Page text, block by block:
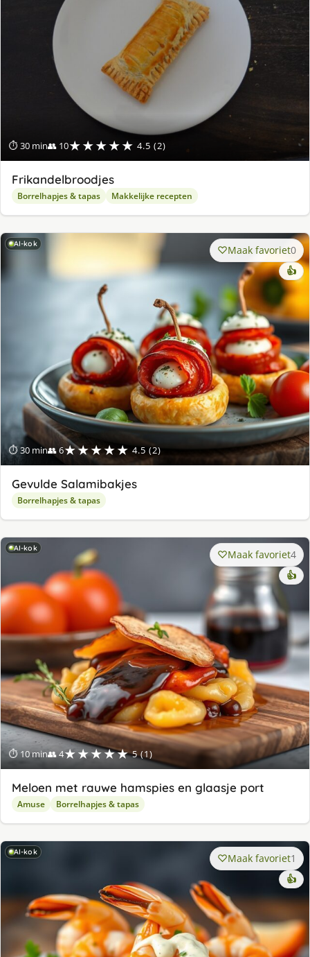
⏱ 30 min👥 10★★★★★ 4.5 (2)
Frikandelbroodjes
Borrelhapjes & tapas Makkelijke recepten
AI-kok
⏱ 30 min👥 6★★★★★ 4.5 (2)
Maak favoriet0
👍
Gevulde Salamibakjes
Borrelhapjes & tapas
AI-kok
⏱ 10 min👥 4★★★★★ 5 (1)
Maak favoriet4
👍
Meloen met rauwe hamspies en glaasje port
Amuse Borrelhapjes & tapas
AI-kok Maak favoriet1
👍